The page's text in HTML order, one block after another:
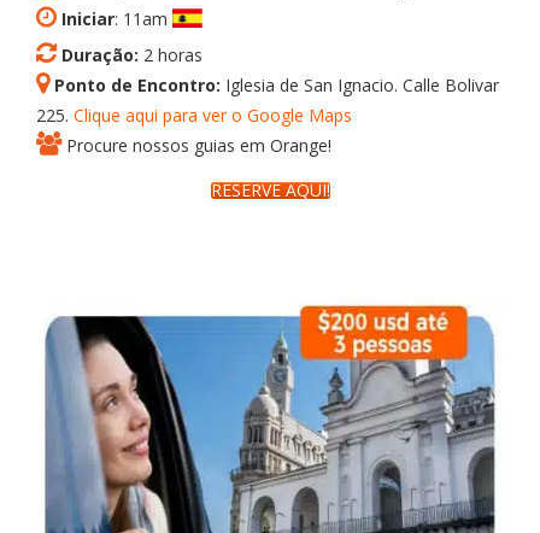
Iniciar: 11am
Duração: 2 horas
Ponto de Encontro: Iglesia de San Ignacio. Calle Bolivar
225. Clique aqui para ver o Google Maps
Procure nossos guias em Orange!
RESERVE AQUI!